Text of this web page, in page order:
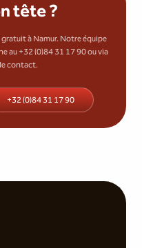
tête ?
à Namur. Notre équipe
au +32 (0)84 31 17 90 ou via
contact.
+32 (0)84 31 17 90